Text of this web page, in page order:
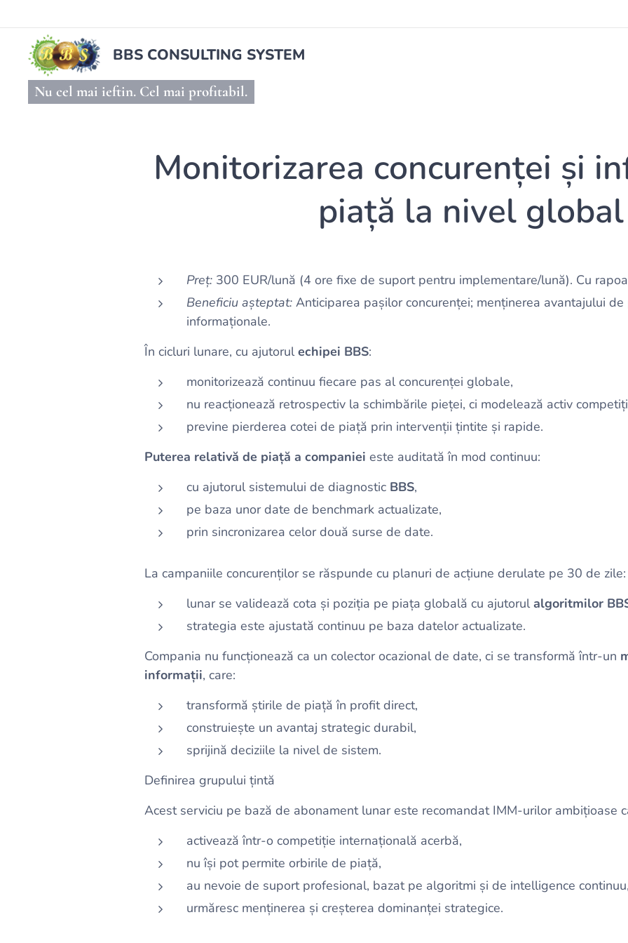
BBS CONSULTING SYSTEM
Nu cel mai ieftin. Cel mai profitabil.
Monitorizarea concurenței și
piață la nivel global
Preț:300 EUR/lună (4 ore fixe de suport pentru implementare/lună). Cu
Beneficiu așteptat:Anticiparea pașilor concurenței; menținerea avantajului
informaționale.
În cicluri lunare, cu ajutorulechipei BBS:
monitorizează continuu fiecare pas al concurenței globale,
nu reacționează retrospectiv la schimbările pieței, ci modelează activ
previne pierderea cotei de piață prin intervenții țintite și rapide.
Puterea relativă de piață a companiei este auditată în mod continuu:
cu ajutorul sistemului de diagnostic BBS,
pe baza unor date de benchmark actualizate,
prin sincronizarea celor două surse de date.
La campaniile concurenților se răspunde cu planuri de acțiune derulate pe 30 de zile:
lunar se validează cota și poziția pe piața globală cu ajutorulalgoritmilor
strategia este ajustată continuu pe baza datelor actualizate.
Compania nu funcționează ca un colector ocazional de date, ci se transformă într-un
informații, care:
transformă știrile de piață în profit direct,
construiește un avantaj strategic durabil,
sprijină deciziile la nivel de sistem.
Definirea grupului țintă
Acest serviciu pe bază de abonament lunar este recomandat IMM-urilor ambițioase
activează într-o competiție internațională acerbă,
nu își pot permite orbirile de piață,
au nevoie de suport profesional, bazat pe algoritmi și de intelligence continuu,
urmăresc menținerea și creșterea dominanței strategice.